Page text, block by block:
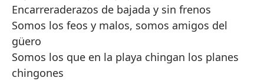
Encarreraderazos de bajada y sin frenos
Somos los feos y malos, somos amigos del
güero
Somos los que en la playa chingan los planes
chingones